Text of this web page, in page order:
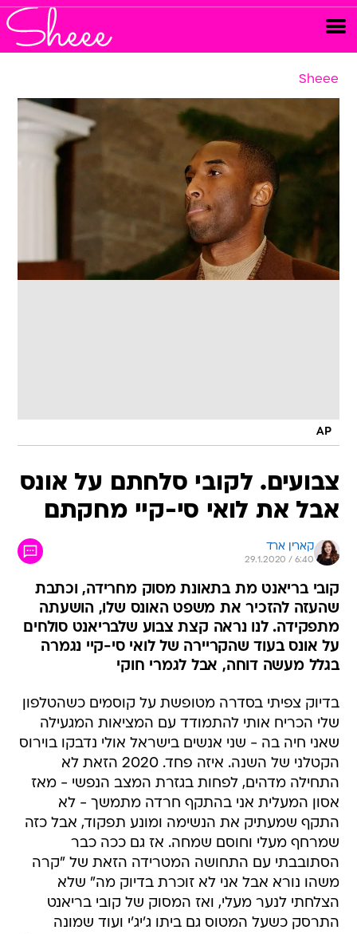
Sheee
AP
צבועים. לקובי סלחתם על אונס
אבל את לואי סי-קיי מחקתם
קארין ארד
29.1.2020 / 6:40
קובי בריאנט מת בתאונת מסוק מחרידה, וכתבת
שהעזה להזכיר את משפט האונס שלו, הושעתה
מתפקידה. לנו נראה קצת צבוע שלבריאנט סולחים
על אונס בעוד שהקריירה של לואי סי-קיי נגמרה
בגלל מעשה דוחה, אבל לגמרי חוקי
בדיוק צפיתי בסדרה מטופשת על קוסמים כשהטלפון
שלי הכריח אותי להתמודד עם המציאות המגעילה
שאני חיה בה - שני אנשים בישראל אולי נדבקו בוירוס
הקטלני של השנה. איזה פחד. 2020 הזאת לא
התחילה מדהים, לפחות בגזרת המצב הנפשי - מאז
אסון המעלית אני בהתקף חרדה מתמשך - לא
התקף שמעתיק את הנשימה ומונע תפקוד, אבל כזה
שמרחף מעלי וחוסם שמחה. אז גם ככה כבר
הסתובבתי עם התחושה המטרידה הזאת של "קרה
משהו נורא אבל אני לא זוכרת בדיוק מה" שלא
הצלחתי לנער מעלי, ואז המסוק של קובי בריאנט
התרסק כשעל המטוס גם ביתו ג'יג'י ועוד שמונה